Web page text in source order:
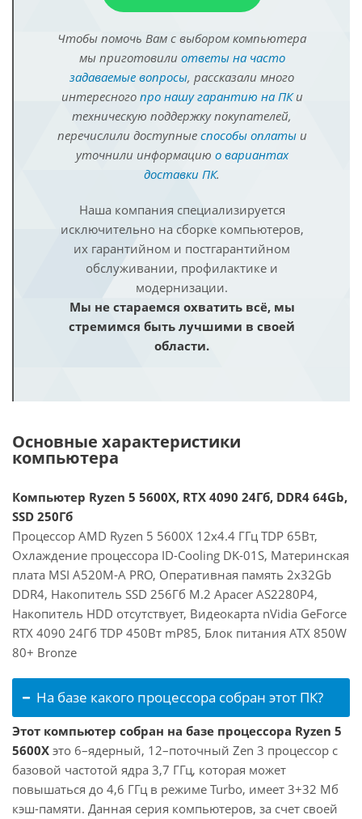
Чтобы помочь Вам с выбором компьютера
мы приготовили ответы на часто
задаваемые вопросы, рассказали много
интересного про нашу гарантию на ПКи
техническую поддержку покупателей,
перечислили доступные способы оплатыи
уточнили информацию о вариантах
доставки ПК.
Наша компания специализируется
исключительно на сборке компьютеров,
их гарантийном и постгарантийном
обслуживании, профилактике и
модернизации.
Мы не стараемся охватить всё, мы
стремимся быть лучшими в своей
области.
Основные характеристики
компьютера
Компьютер Ryzen 5 5600X, RTX 4090 24Гб, DDR4 64Gb,
SSD 250Гб
Процессор AMD Ryzen 5 5600X 12x4.4 ГГц TDP 65Вт,
Охлаждение процессора ID-Cooling DK-01S, Материнская
плата MSI A520M-A PRO, Оперативная память 2x32Gb
DDR4, Накопитель SSD 256Гб M.2 Apacer AS2280P4,
Накопитель HDD отсутствует, Видеокарта nVidia GeForce
RTX 4090 24Гб TDP 450Вт mP85, Блок питания ATX 850W
80+ Bronze
На базе какого процессора собран этот ПК?
Этот компьютер собран на базе процессора Ryzen 5
5600X это 6–ядерный, 12–поточный Zen 3 процессор с
базовой частотой ядра 3,7 ГГц, которая может
повышаться до 4,6 ГГц в режиме Turbo, имеет 3+32 Мб
кэш-памяти. Данная серия компьютеров, за счет своей